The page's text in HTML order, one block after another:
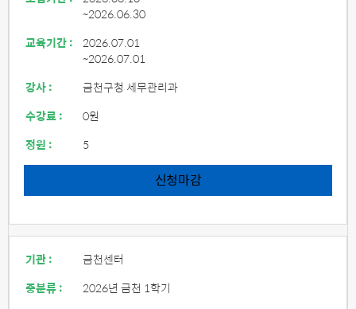
~2026.06.30
교육기간 : 2026.07.01
~2026.07.01
강사 :
금천구청 세무관리과
수강료 :
0원
정원 :
5
신청마감
기관 :
금천센터
중분류 :
2026년 금천 1학기